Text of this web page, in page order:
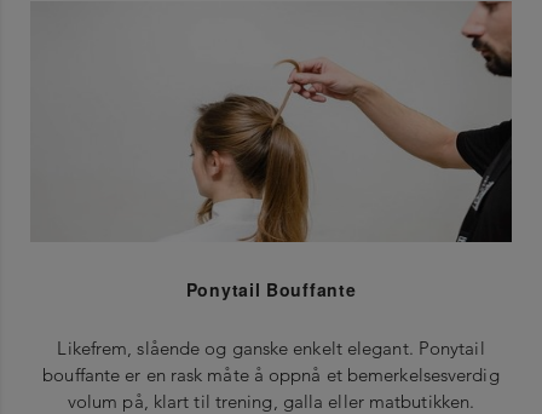
Ponytail Bouffante
Likefrem, slående og ganske enkelt elegant. Ponytail
bouffante er en rask måte å oppnå et bemerkelsesverdig
volum på, klart til trening, galla eller matbutikken.